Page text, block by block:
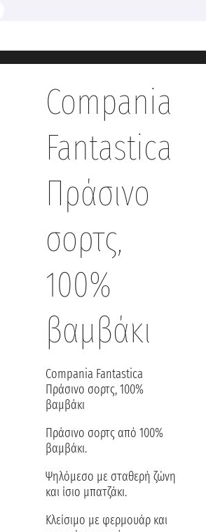
Compania
Fantastica
Πράσινο
σορτς,
100%
βαμβάκι
Compania Fantastica
Πράσινο σορτς, 100%
βαμβάκι
Πράσινο σορτς από 100%
βαμβάκι.
Ψηλόμεσο με σταθερή ζώνη
και ίσιο μπατζάκι.
Κλείσιμο με φερμουάρ και